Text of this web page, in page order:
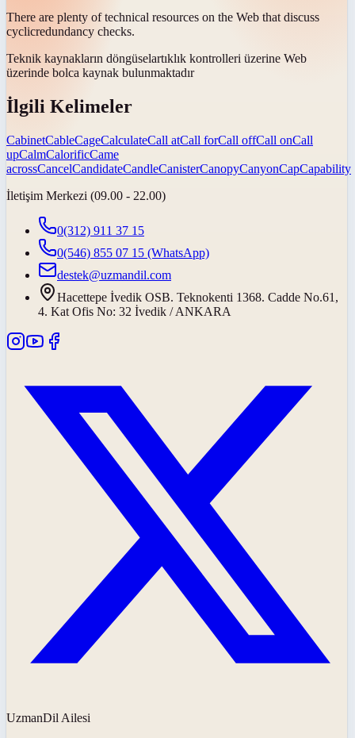
There are plenty of technical resources on the Web that discuss
cyclicredundancy checks.
Teknik kaynakların döngüselartıklık kontrolleri üzerine Web
üzerinde bolca kaynak bulunmaktadır
İlgili Kelimeler
CabinetCableCageCalculateCall atCall forCall offCall onCall
upCalmCalorificCame
acrossCancelCandidateCandleCanisterCanopyCanyonCapCapability
İletişim Merkezi (09.00 - 22.00)
0(312) 911 37 15
0(546) 855 07 15 (WhatsApp)
destek@uzmandil.com
Hacettepe İvedik OSB. Teknokenti 1368. Cadde No.61,
4. Kat Ofis No: 32 İvedik / ANKARA
UzmanDil Ailesi